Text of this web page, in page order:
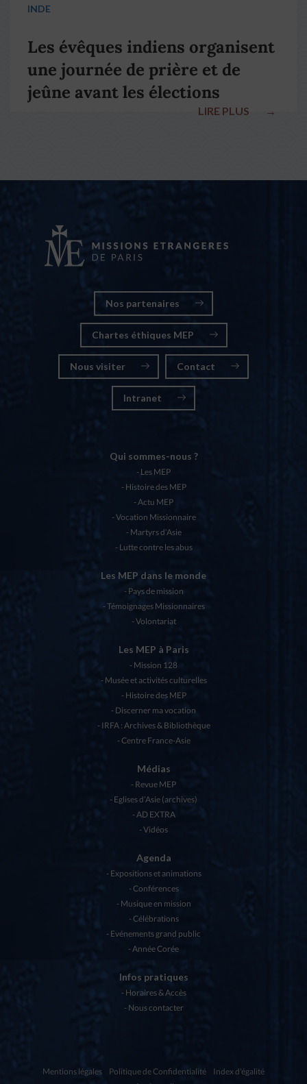
INDE
Les évêques indiens organisent
une journée de prière et de
jeûne avant les élections
LIRE PLUS →
Nos partenaires
Chartes éthiques MEP
Nous visiter Contact
Intranet
Qui sommes-nous ?
Les MEP
Histoire des MEP
Actu MEP
Vocation Missionnaire
Martyrs d’Asie
Lutte contre les abus
Les MEP dans le monde
Pays de mission
Témoignages Missionnaires
Volontariat
Les MEP à Paris
Mission 128
Musée et activités culturelles
Histoire des MEP
Discerner ma vocation
IRFA : Archives & Bibliothèque
Centre France-Asie
Médias
Revue MEP
Eglises d’Asie (archives)
AD EXTRA
Vidéos
Agenda
Expositions et animations
Conférences
Musique en mission
Célébrations
Evénements grand public
Année Corée
Infos pratiques
Horaires & Accès
Nous contacter
Mentions légales Politique de Confidentialité
Index d'égalité